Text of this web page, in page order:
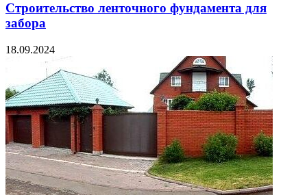
Строительство ленточного фундамента для
забора
18.09.2024